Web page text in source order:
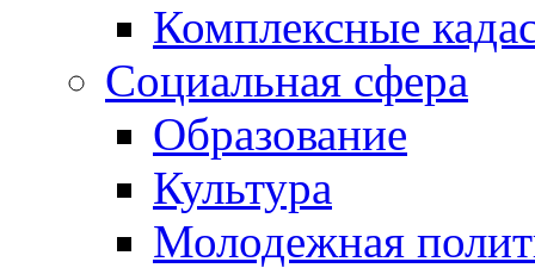
Комплексные
Социальная сфера
Образование
Культура
Молодежная